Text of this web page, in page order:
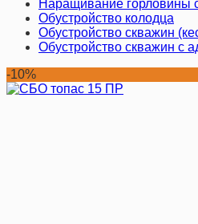
Наращивание горловины
Обустройство колодца
Обустройство скважин
Обустройство скважин с
-10%